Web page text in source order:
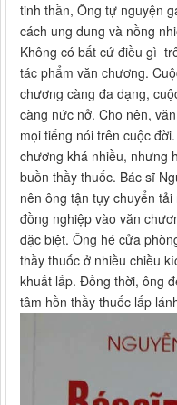
tinh thần, Ông tự nguyện
cách ung dung và nồng
Không có bất cứ điều gì
tác phẩm văn chương.
chương càng đa dạng,
càng nức nở. Cho nên,
mọi tiếng nói trên cuộc
chương khá nhiều, nhưng
buồn thầy thuốc. Bác sĩ
nên ông tận tụy chuyển
đồng nghiệp vào văn
đặc biệt. Ông hé cửa
thầy thuốc ở nhiều chiều
khuất lấp. Đồng thời, ông
tâm hồn thầy thuốc lấp